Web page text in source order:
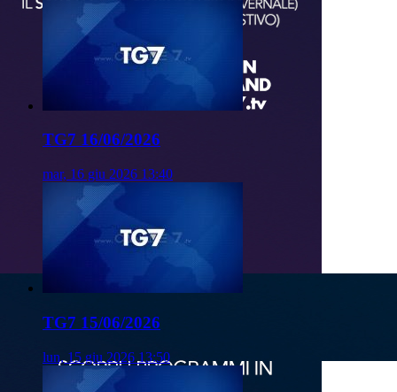
TG7 16/06/2026
mar, 16 giu 2026 13:40
TG7 15/06/2026
lun, 15 giu 2026 13:50